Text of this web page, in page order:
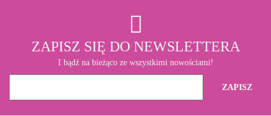
ZAPISZ SIĘ DO NEWSLETTERA
I bądź na bieżąco ze wszystkimi nowościami!